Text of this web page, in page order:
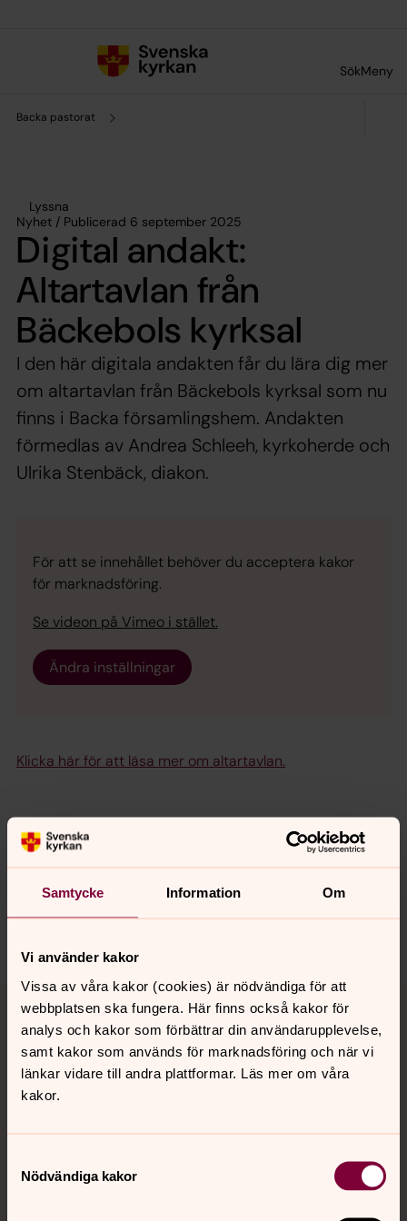
Samtycke Information Om
Vi använder kakor
Vissa av våra kakor (cookies) är nödvändiga för att
webbplatsen ska fungera. Här finns också kakor för
analys och kakor som förbättrar din användarupplevelse,
samt kakor som används för marknadsföring och när vi
länkar vidare till andra plattformar. Läs mer om våra
kakor.
Nödvändiga kakor
SökMeny
Backa pastorat
Lyssna
Nyhet / Publicerad 6 september 2025
Digital andakt:
Altartavlan från
Bäckebols kyrksal
I den här digitala andakten får du lära dig mer
om altartavlan från Bäckebols kyrksal som nu
finns i Backa församlingshem. Andakten
förmedlas av Andrea Schleeh, kyrkoherde och
Ulrika Stenbäck, diakon.
För att se innehållet behöver du acceptera kakor
för marknadsföring.
Se videon på Vimeo i stället.
Ändra inställningar
Klicka här för att läsa mer om altartavlan.
Synpunkter eller frågor på sidans
innehåll?
backa.pastorat@svenskakyrkan.se
Tillbaka till toppen
Tillbaka till innehållet
Kontakt